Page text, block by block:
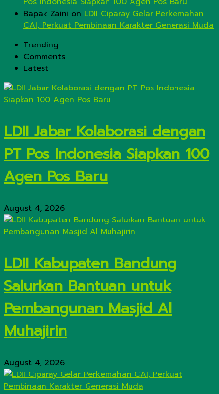
Bapak Zaini on LDII Ciparay Gelar Perkemahan
CAI, Perkuat Pembinaan Karakter Generasi Muda
Trending
Comments
Latest
LDII Jabar Kolaborasi dengan
PT Pos Indonesia Siapkan 100
Agen Pos Baru
August 4, 2026
LDII Kabupaten Bandung
Salurkan Bantuan untuk
Pembangunan Masjid Al
Muhajirin
August 4, 2026